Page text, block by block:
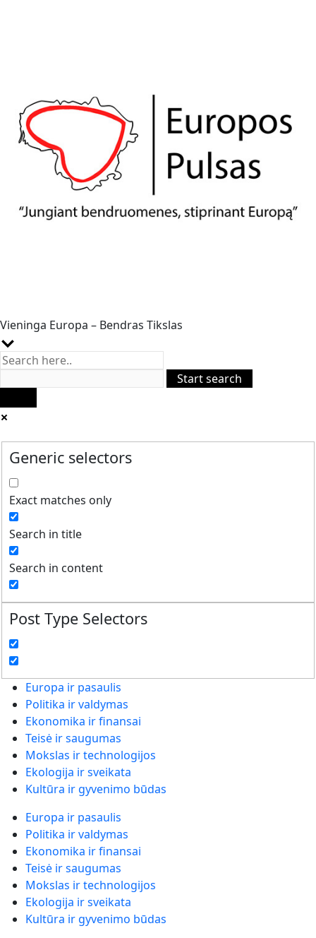
Vieninga Europa – Bendras Tikslas
Generic selectors
Exact matches only
Search in title
Search in content
Post Type Selectors
Europa ir pasaulis
Politika ir valdymas
Ekonomika ir finansai
Teisė ir saugumas
Mokslas ir technologijos
Ekologija ir sveikata
Kultūra ir gyvenimo būdas
Europa ir pasaulis
Politika ir valdymas
Ekonomika ir finansai
Teisė ir saugumas
Mokslas ir technologijos
Ekologija ir sveikata
Kultūra ir gyvenimo būdas